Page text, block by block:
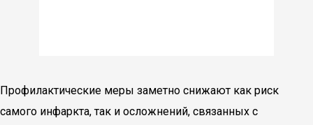
Профилактические меры заметно снижают как риск
самого инфаркта, так и осложнений, связанных с